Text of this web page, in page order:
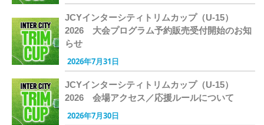
JCYインターシティトリムカップ（U-15）
2026 大会プログラム予約販売受付開始のお知
らせ
2026年7月31日
JCYインターシティトリムカップ（U-15）
2026 会場アクセス／応援ルールについて
2026年7月30日